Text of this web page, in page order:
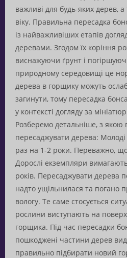
важливі для будь-яких дерев,
віку. Правильна пересадка
із найважливіших етапів
деревами. Згодом їх коріння
виснажуючи ґрунт і
природному середовищі це
дерева в горщику можуть
загинути, тому пересадка
у контексті догляду за
Розберемо детальніше, з якою
пересаджувати дерева:
раз на 1-2 роки. Переважно,
Дорослі екземпляри
років. Пересаджувати дерева
надто ущільнилася та погано
вологу. Те саме стосується
рослини виступають на
горщика. Під час пересадки
пошкоджені частини дерев
правильно підбирати новий